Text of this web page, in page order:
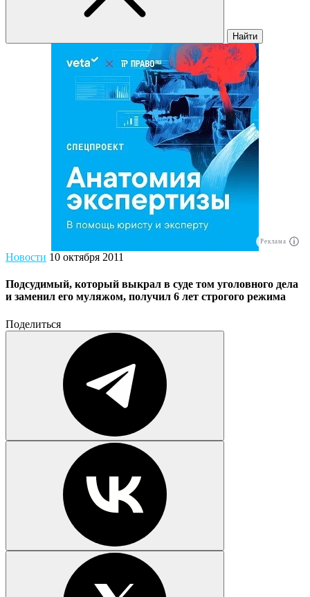
Найти
Реклама
Новости 10 октября 2011
Подсудимый, который выкрал в суде том уголовного дела
и заменил его муляжом, получил 6 лет строгого режима
Поделиться